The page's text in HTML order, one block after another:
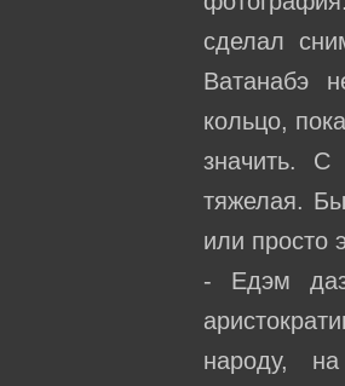
сделал
Ватанабэ
кольцо,
значить. С
тяжелая.
или просто
- Едэм
народу,